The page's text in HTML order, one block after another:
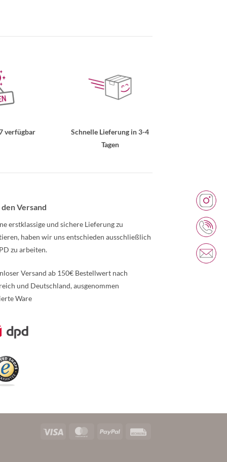
verfügbar
Schnelle Lieferung in 3-4
Tagen
Versand
erstklassige und sichere Lieferung zu
haben wir uns entschieden ausschließlich
zu arbeiten.
Versand ab 150€ Bestellwert nach
und Deutschland, ausgenommen
Ware
Informationen über den gesperrten Inhalt.
Visa MasterCardPayPal